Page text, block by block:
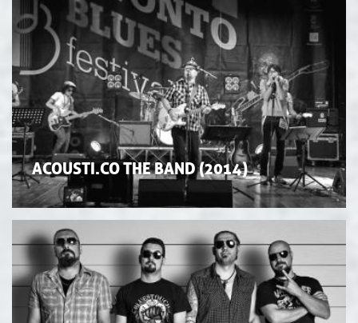
ACOUSTI.CO THE BAND (2014)